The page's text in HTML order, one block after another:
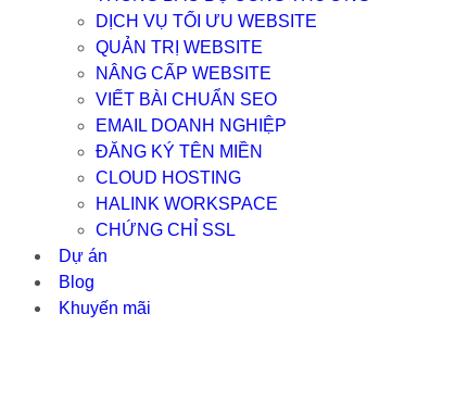
DỊCH VỤ TỐI ƯU WEBSITE
QUẢN TRỊ WEBSITE
NÂNG CẤP WEBSITE
VIẾT BÀI CHUẨN SEO
EMAIL DOANH NGHIỆP
ĐĂNG KÝ TÊN MIỀN
CLOUD HOSTING
HALINK WORKSPACE
CHỨNG CHỈ SSL
Dự án
Blog
Khuyến mãi